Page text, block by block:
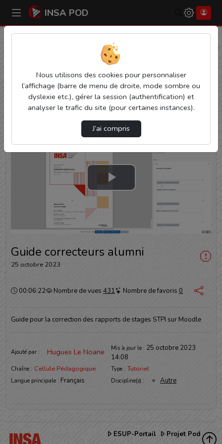
INSA POD Rechercher
Cellule Pédagogique
Cellule Pédagogique
Vidéos de la cellule pédagogique.
contact : cellule-pedagogique@insa-rennes.fr
Lire
vidéo
Guide correcteurs alumni
25 octobre 2023
Durée :
00:06:22 Nombre de vues 431 Nombre de favoris 0
Guide pour la correction des rapports de stages STPI sur Moodle
Informations
Ajouté par : Hugues Le Noane Mis à jour le : 25 octobre 2023
14:08
Chaîne : Cellule Pédagogique Type : Tutoriel
Langue principale : Français Discipline(s) : Autre
ESUP-Portail Projet Pod
Nous utilisons des cookies pour personnaliser
l’affichage (barre de menu de droite, mode sombre ou
dyslexie etc.), gérer la session (authentification) et
analyser le trafic du site (pour certaines instances).
J’ai compris